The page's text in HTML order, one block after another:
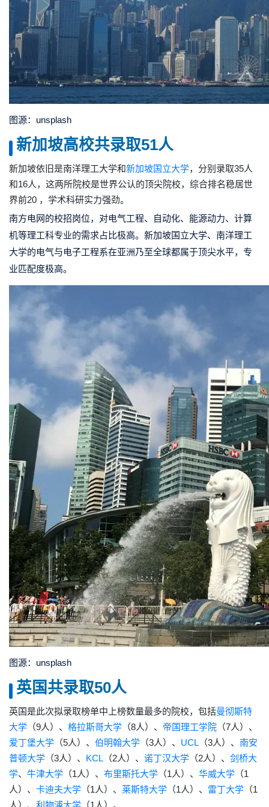
图源：unsplash
新加坡高校共录取51人
新加坡依旧是南洋理工大学和新加坡国立大学，分别录取35人
和16人，这两所院校是世界公认的顶尖院校，综合排名稳居世
界前20 ，学术科研实力强劲。
南方电网的校招岗位，对电气工程、自动化、能源动力、计算
机等理工科专业的需求占比极高。新加坡国立大学、南洋理工
大学的电气与电子工程系在亚洲乃至全球都属于顶尖水平，专
业匹配度极高。
图源：unsplash
英国共录取50人
英国是此次拟录取榜单中上榜数量最多的院校，包括曼彻斯特
大学 （9人）、 格拉斯哥大学 （8人）、 帝国理工学院 （7人）、
爱丁堡大学 （5人）、 伯明翰大学 （3人）、 UCL （3人）、 南安
普顿大学 （3人）、 KCL （2人）、 诺丁汉大学 （2人）、 剑桥大
学、 牛津大学 （1人）、 布里斯托大学 （1人）、 华威大学 （1
人）、 卡迪夫大学 （1人）、 莱斯特大学 （1人）、 雷丁大学 （1